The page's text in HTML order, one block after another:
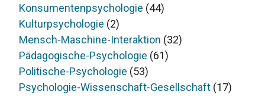
Konsumentenpsychologie (44)
Kulturpsychologie (2)
Mensch-Maschine-Interaktion (32)
Pädagogische-Psychologie (61)
Politische-Psychologie (53)
Psychologie-Wissenschaft-Gesellschaft (17)